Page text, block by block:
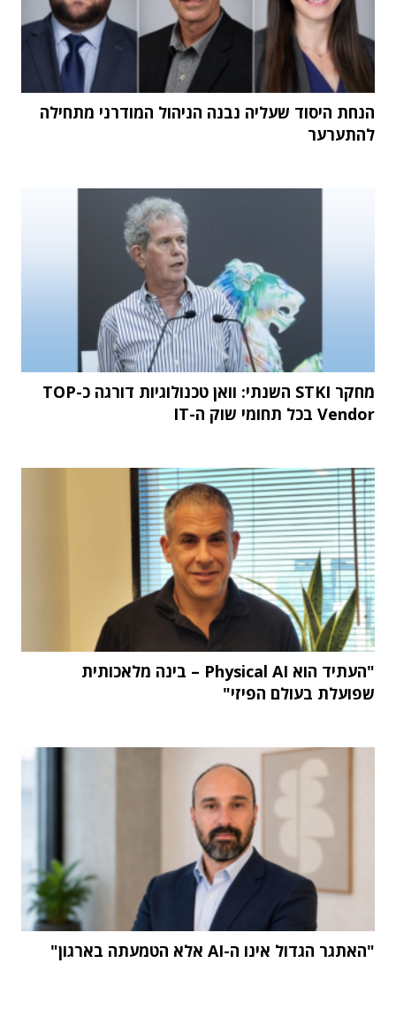
הנחת היסוד שעליה נבנה הניהול המודרני מתחילה
להתערער
מחקר STKI השנתי: וואן טכנולוגיות דורגה כ-TOP
Vendor בכל תחומי שוק ה-IT
"העתיד הוא Physical AI – בינה מלאכותית
שפועלת בעולם הפיזי"
"האתגר הגדול אינו ה-AI אלא הטמעתה בארגון"